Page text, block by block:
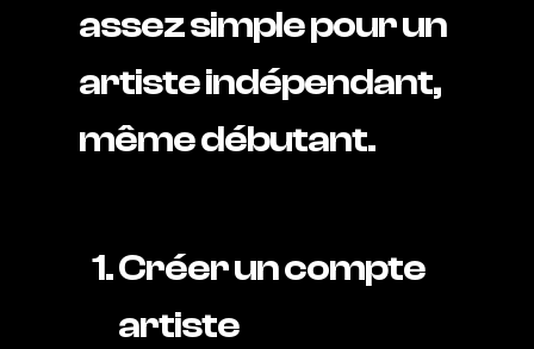
assez simple pour un
artiste indépendant,
même débutant.
Créer un compte
artiste